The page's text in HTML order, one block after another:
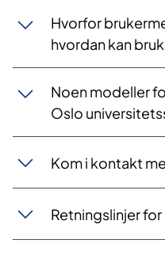
Hvorfor
hvordan kan
Noen modeller
Oslo
Kom i kontakt
Retningslinjer